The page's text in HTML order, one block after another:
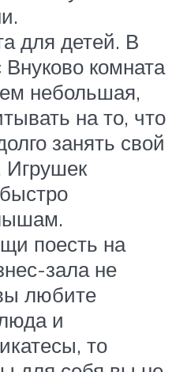
для детей. В
комната
небольшая,
на то, что
занять свой
Игрушек
поесть на
зала не
любите
и
то